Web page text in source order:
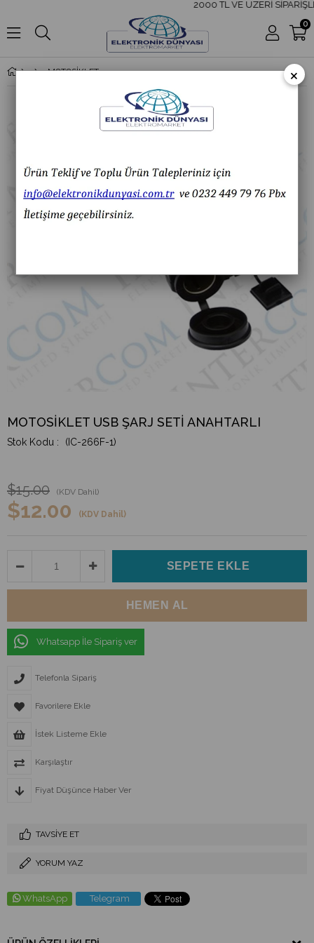
2000 TL VE ÜZERİ
0
MOTOSİKLET USB ŞARJ SETİ ANAHTARLI
MOTOSİKLET USB ŞARJ SETİ ANAHTARLI
(IC-266F-1)
$15.00 (KDV Dahil)
$12.00 (KDV Dahil)
Whatsapp İle Sipariş ver
Telefonla Sipariş
Favorilere Ekle
İstek Listeme Ekle
Karşılaştır
Fiyat Düşünce Haber Ver
TAVSIYE ET
YORUM YAZ
WhatsApp Telegram
×